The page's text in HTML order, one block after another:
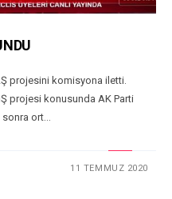
projesini komisyona iletti.
projesi konusunda AK Parti
ort...
11 TEMMUZ 2020